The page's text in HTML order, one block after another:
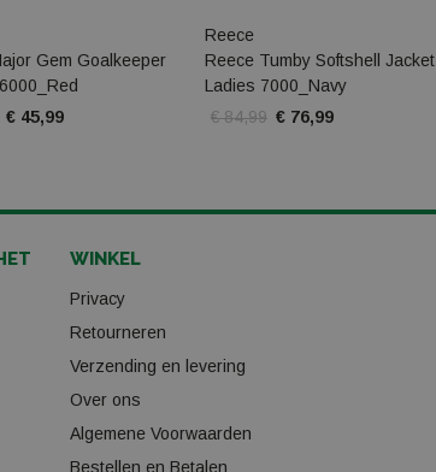
Gem Goalkeeper
€ 45,99
Reece
Reece Tumby Softshell Jacket
Ladies 7000_Navy
€ 84,99 € 76,99
WINKEL
Privacy
Retourneren
Verzending en levering
Over ons
Algemene Voorwaarden
Bestellen en Betalen